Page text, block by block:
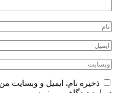
ذخیره نام، ایمیل و وبسایت